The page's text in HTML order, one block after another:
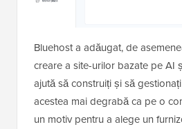
Bluehost a adăugat, de
creare a site-urilor bazate pe AI
ajută să construiți și să
acestea mai degrabă ca pe o
un motiv pentru a alege un